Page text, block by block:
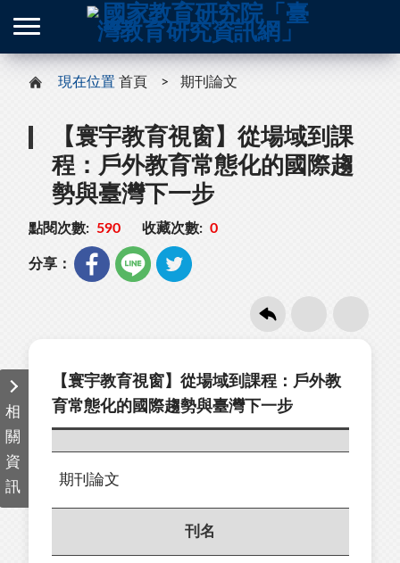
現在位置 首頁 期刊論文
【寰宇教育視窗】從場域到課
程：⼾外教育常態化的國際趨
勢與臺灣下⼀步
點閱次數: 590 收藏次數: 0
分享：
相
關
資
訊
【寰宇教育視窗】從場域到課程：⼾外教
育常態化的國際趨勢與臺灣下⼀步
期刊論文
刊名